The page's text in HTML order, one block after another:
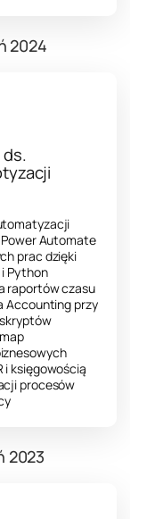
2024
Automate
prac dzięki
Python
raportów czasu
Accounting przy
i księgowością
procesów
2023